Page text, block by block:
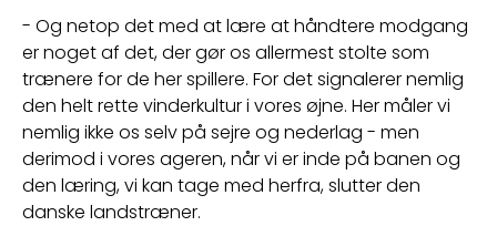
- Og netop det med at lære at håndtere modgang
er noget af det, der gør os allermest stolte som
trænere for de her spillere. For det signalerer nemlig
den helt rette vinderkultur i vores øjne. Her måler vi
nemlig ikke os selv på sejre og nederlag - men
derimod i vores ageren, når vi er inde på banen og
den læring, vi kan tage med herfra, slutter den
danske landstræner.